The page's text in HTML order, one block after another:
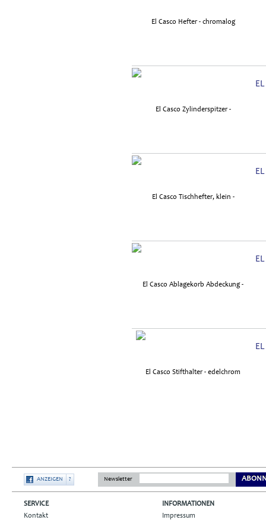
ANZEIGEN ? Newsletter
SERVICE
Kontakt
INFORMATIONEN
Impressum